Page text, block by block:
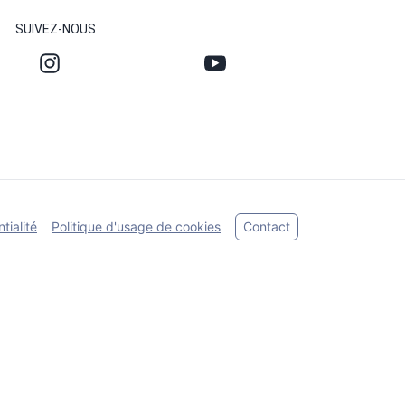
SUIVEZ-NOUS
Politique d'usage de cookies Contact